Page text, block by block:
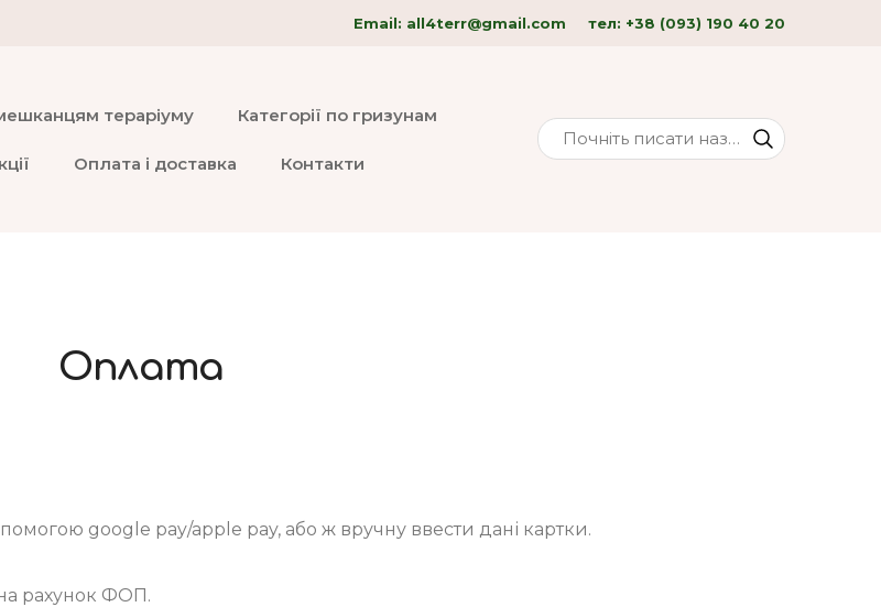
Email: all4terr@gmail.com тел: +38 (093) 190 40 20
тераріуму Категорії по гризунам
Оплата і доставка Контакти
Оплата
google pay/apple pay, або ж вручну ввести дані картки.
рахунок ФОП.